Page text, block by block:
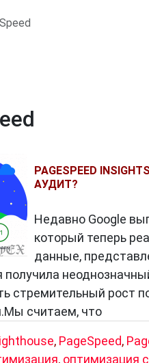
PAGESPEED
АУДИТ?
Недавно Google
который теперь
данные,
получила
стремительный рост
считаем, что
, PageSpeed,
, оптимизация